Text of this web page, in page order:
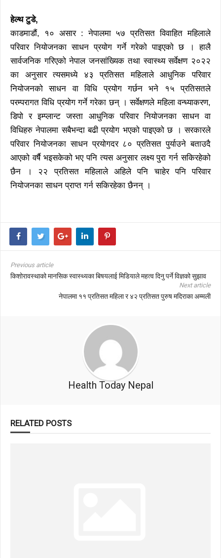
हेल्थ टुडे,
काडमाडौं, १० असार : नेपालमा ५७ प्रतिसत विवाहित महिलाले
परिवार नियोजनका साधन प्रयोग गर्ने गरेको पाइएको छ । हालै
सार्वजनिक गरिएको नेपाल जनसांख्यिक तथा स्वास्थ्य सर्वेक्षण २०२२
का अनुसार त्यसमध्ये ४३ प्रतिसत महिलाले आधुनिक परिवार
नियोजनको साधन वा विधि प्रयोग गर्छन भने १५ प्रतिसतले
परम्परागत विधि प्रयोग गर्ने गरेका छन् । सर्वेक्षणले महिला वन्ध्याकरण,
डिपो र इम्प्लान्ट जस्ता आधुनिक परिवार नियोजनका साधन वा
विधिहरु नेपालमा सबैभन्दा बढी प्रयोग भएको पाइएको छ । सरकारले
परिवार नियोजनका साधन प्रयोगदर ८० प्रतिसत पुर्याउने बताउदै
आएको वर्षै भइसकेको भए पनि त्यस अनुसार लक्ष्य पुरा गर्न सकिरहेको
छैन । २२ प्रतिसत महिलाले अहिले पनि चाहेर पनि परिवार
नियोजनका साधन प्राप्त गर्न सकिरहेका छैनन् ।
Previous article
किशोरावस्थाको मानसिक स्वास्थ्यका बिषयलाई मिडियाले महत्व दिनु पर्ने विज्ञको सुझाव
Next article
नेपालमा ११ प्रतिसत महिला र ४२ प्रतिसत पुरुष मदिराका अम्मली
Health Today Nepal
RELATED POSTS